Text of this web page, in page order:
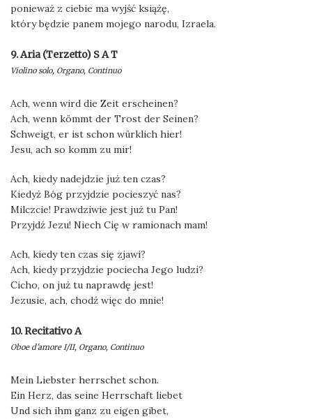
ponieważ z ciebie ma wyjść książę,
który będzie panem mojego narodu, Izraela.
9. Aria (Terzetto) S A T
Violino solo, Organo, Continuo
Ach, wenn wird die Zeit erscheinen?
Ach, wenn kömmt der Trost der Seinen?
Schweigt, er ist schon würklich hier!
Jesu, ach so komm zu mir!
Ach, kiedy nadejdzie już ten czas?
Kiedyż Bóg przyjdzie pocieszyć nas?
Milczcie! Prawdziwie jest już tu Pan!
Przyjdź Jezu! Niech Cię w ramionach mam!
Ach, kiedy ten czas się zjawi?
Ach, kiedy przyjdzie pociecha Jego ludzi?
Cicho, on już tu naprawdę jest!
Jezusie, ach, chodź więc do mnie!
10. Recitativo A
Oboe d'amore I/II, Organo, Continuo
Mein Liebster herrschet schon.
Ein Herz, das seine Herrschaft liebet
Und sich ihm ganz zu eigen gibet,